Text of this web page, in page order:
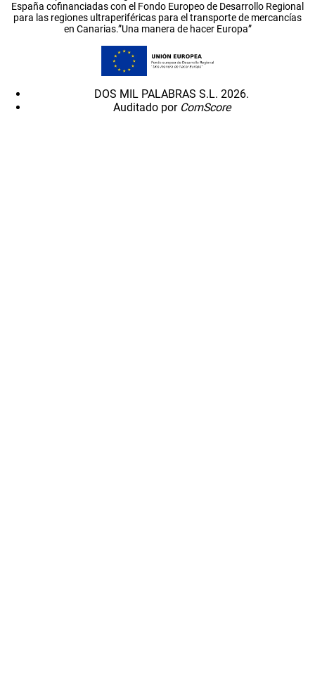
España cofinanciadas con el Fondo Europeo de Desarrollo Regional
para las regiones ultraperiféricas para el transporte de mercancías
en Canarias.”Una manera de hacer Europa”
DOS MIL PALABRAS S.L. 2026.
Auditado por ComScore